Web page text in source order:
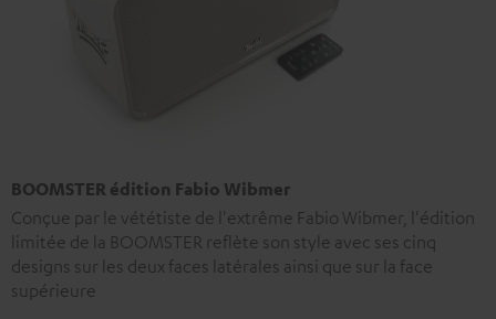
BOOMSTER édition Fabio Wibmer
Conçue par le vététiste de l'extrême Fabio Wibmer, l'édition
limitée de la BOOMSTER reflète son style avec ses cinq
designs sur les deux faces latérales ainsi que sur la face
supérieure